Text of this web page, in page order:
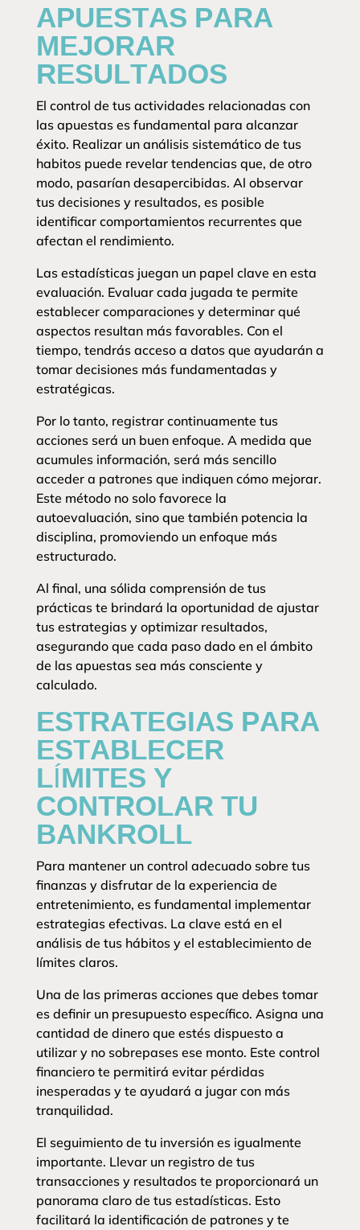
APUESTAS PARA
MEJORAR
RESULTADOS
El control de tus actividades relacionadas con
las apuestas es fundamental para alcanzar
éxito. Realizar un análisis sistemático de tus
habitos puede revelar tendencias que, de otro
modo, pasarían desapercibidas. Al observar
tus decisiones y resultados, es posible
identificar comportamientos recurrentes que
afectan el rendimiento.
Las estadísticas juegan un papel clave en esta
evaluación. Evaluar cada jugada te permite
establecer comparaciones y determinar qué
aspectos resultan más favorables. Con el
tiempo, tendrás acceso a datos que ayudarán a
tomar decisiones más fundamentadas y
estratégicas.
Por lo tanto, registrar continuamente tus
acciones será un buen enfoque. A medida que
acumules información, será más sencillo
acceder a patrones que indiquen cómo mejorar.
Este método no solo favorece la
autoevaluación, sino que también potencia la
disciplina, promoviendo un enfoque más
estructurado.
Al final, una sólida comprensión de tus
prácticas te brindará la oportunidad de ajustar
tus estrategias y optimizar resultados,
asegurando que cada paso dado en el ámbito
de las apuestas sea más consciente y
calculado.
ESTRATEGIAS PARA
ESTABLECER
LÍMITES Y
CONTROLAR TU
BANKROLL
Para mantener un control adecuado sobre tus
finanzas y disfrutar de la experiencia de
entretenimiento, es fundamental implementar
estrategias efectivas. La clave está en el
análisis de tus hábitos y el establecimiento de
límites claros.
Una de las primeras acciones que debes tomar
es definir un presupuesto específico. Asigna una
cantidad de dinero que estés dispuesto a
utilizar y no sobrepases ese monto. Este control
financiero te permitirá evitar pérdidas
inesperadas y te ayudará a jugar con más
tranquilidad.
El seguimiento de tu inversión es igualmente
importante. Llevar un registro de tus
transacciones y resultados te proporcionará un
panorama claro de tus estadísticas. Esto
facilitará la identificación de patrones y te